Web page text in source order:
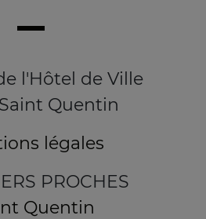
l'Hôtel de Ville
Quentin
légales
PROCHES
Quentin